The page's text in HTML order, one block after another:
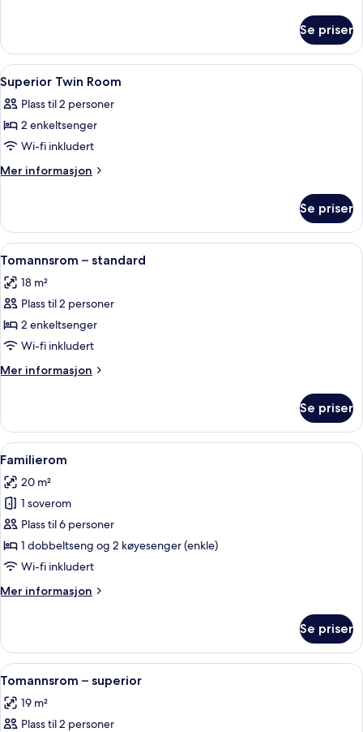
Twin
Room
Se priser
Åpne
alle
bildene
av
Superior
Twin
Skrivebord, skrivebord for bærbar
2
Superior Twin Room
Plass til 2 personer
2 enkeltsenger
Wi-fi inkludert
Mer informasjon
Mer
Twin
Room
Se priser
Åpne
alle
bildene
av
Tomannsrom
–
standard
Skrivebord, skrivebord for bærbar
4
Tomannsrom – standard
18 m²
Plass til 2 personer
2 enkeltsenger
Wi-fi inkludert
Mer informasjon
Mer
–
standard
Se priser
Åpne
alle
bildene
av
Familierom
Familierom | Skrivebord, skrivebord
5
Familierom
20 m²
1 soverom
Plass til 6 personer
1 dobbeltseng og 2 køyesenger (enkle)
Wi-fi inkludert
Mer informasjon
Mer
Se priser
Åpne
alle
bildene
av
Tomannsrom – superior |
6
Tomannsrom – superior
19 m²
Plass til 2 personer